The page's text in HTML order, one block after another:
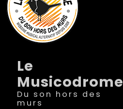
Le
Musicodrome
Du son hors des
murs